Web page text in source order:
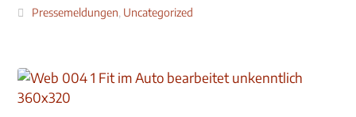
Pressemeldungen, Uncategorized